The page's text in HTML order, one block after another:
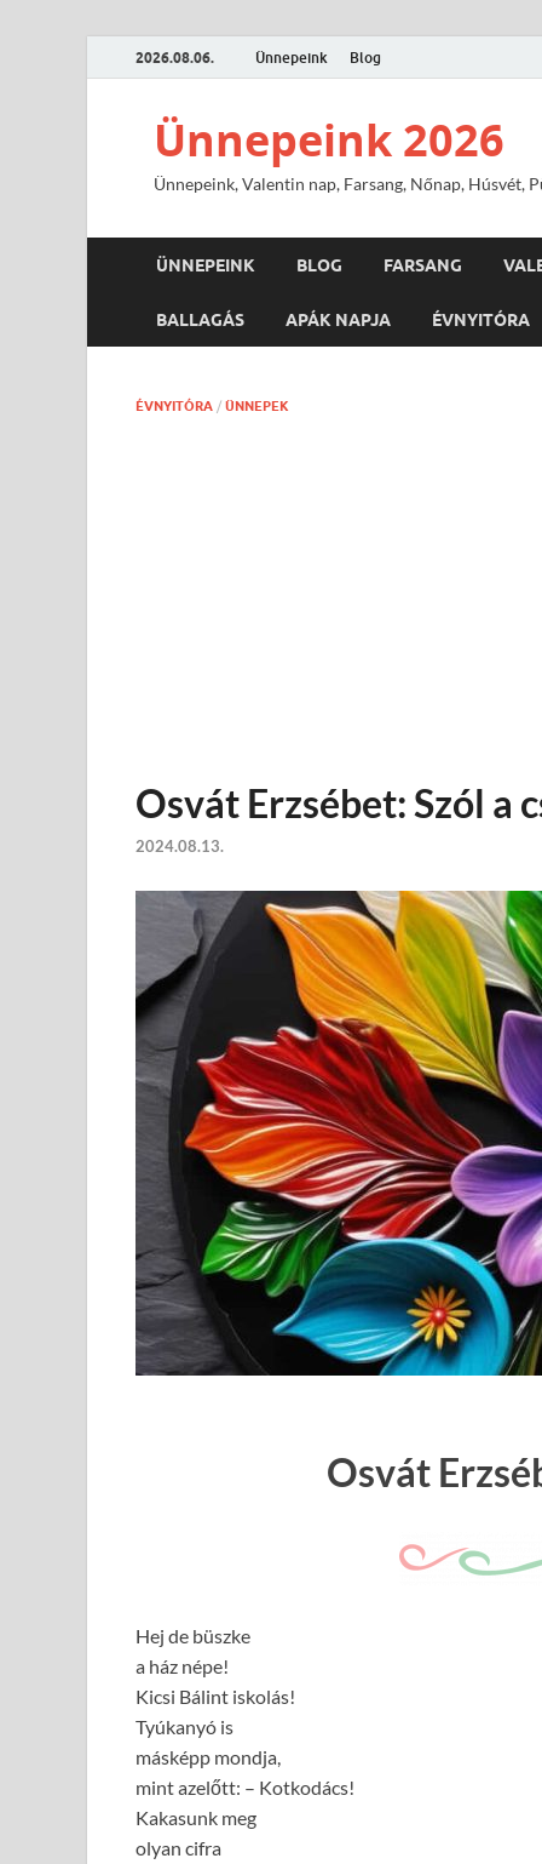
2026.08.06. Ünnepeink Blog
Ünnepeink 2026
Ünnepeink, Valentin nap, Farsang, Nőnap, Húsvét,
ÜNNEPEINK BLOG FARSANG
BALLAGÁS APÁK NAPJA ÉVNYITÓRA
ÉVNYITÓRA / ÜNNEPEK
Osvát Erzsébet: Szól a
2024.08.13.
Osvát
Hej de büszke
a ház népe!
Kicsi Bálint iskolás!
Tyúkanyó is
másképp mondja,
mint azelőtt: – Kotkodács!
Kakasunk meg
olyan cifra